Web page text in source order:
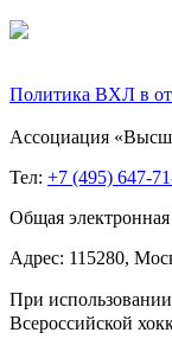
Политика ВХЛ в
Ассоциация
Тел: +7 (495) 647-
Общая электронная
Адрес: 115280,
При
Всероссийской